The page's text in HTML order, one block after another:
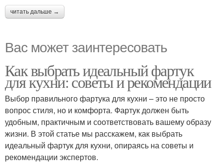
читать дальше →
Вас может заинтересовать
Как выбрать идеальный фартук
для кухни: советы и рекомендации
Выбор правильного фартука для кухни – это не просто
вопрос стиля, но и комфорта. Фартук должен быть
удобным, практичным и соответствовать вашему образу
жизни. В этой статье мы расскажем, как выбрать
идеальный фартук для кухни, опираясь на советы и
рекомендации экспертов.